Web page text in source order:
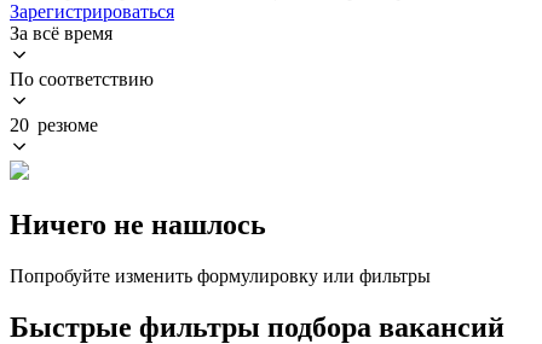
Зарегистрироваться
За всё время
По соответствию
20 резюме
Ничего не нашлось
Попробуйте изменить формулировку или фильтры
Быстрые фильтры подбора вакансий